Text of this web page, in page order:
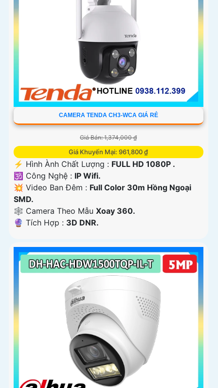
CAMERA TENDA CH3-WCA GIÁ RẺ
Giá Bán: 1,374,000 ₫
Giá Khuyến Mại: 961,800 ₫
️⚡ Hình Ành Chất Lượng : FULL HD 1080P .
🕉️ Công Nghệ : IP Wifi.
💥 Video Ban Đêm : Full Color 30m Hồng Ngoại
SMD.
🕸️ Camera Theo Mẫu Xoay 360.
️🔮 Tích Hợp : 3D DNR.